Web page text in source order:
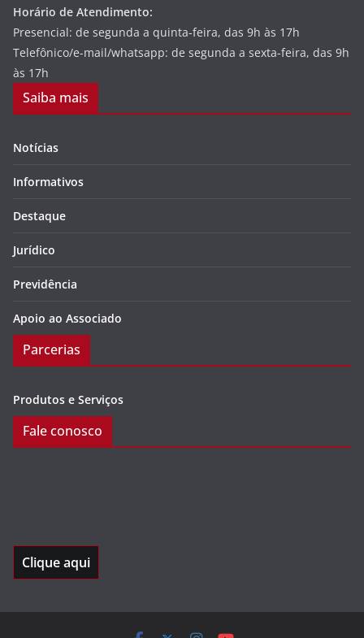
Horário de Atendimento:
Presencial: de segunda a quinta-feira, das 9h às 17h
Telefônico/e-mail/whatsapp: de segunda a sexta-feira, das 9h
às 17h
Saiba mais
Notícias
Informativos
Destaque
Jurídico
Previdência
Apoio ao Associado
Parcerias
Produtos e Serviços
Fale conosco
Clique aqui